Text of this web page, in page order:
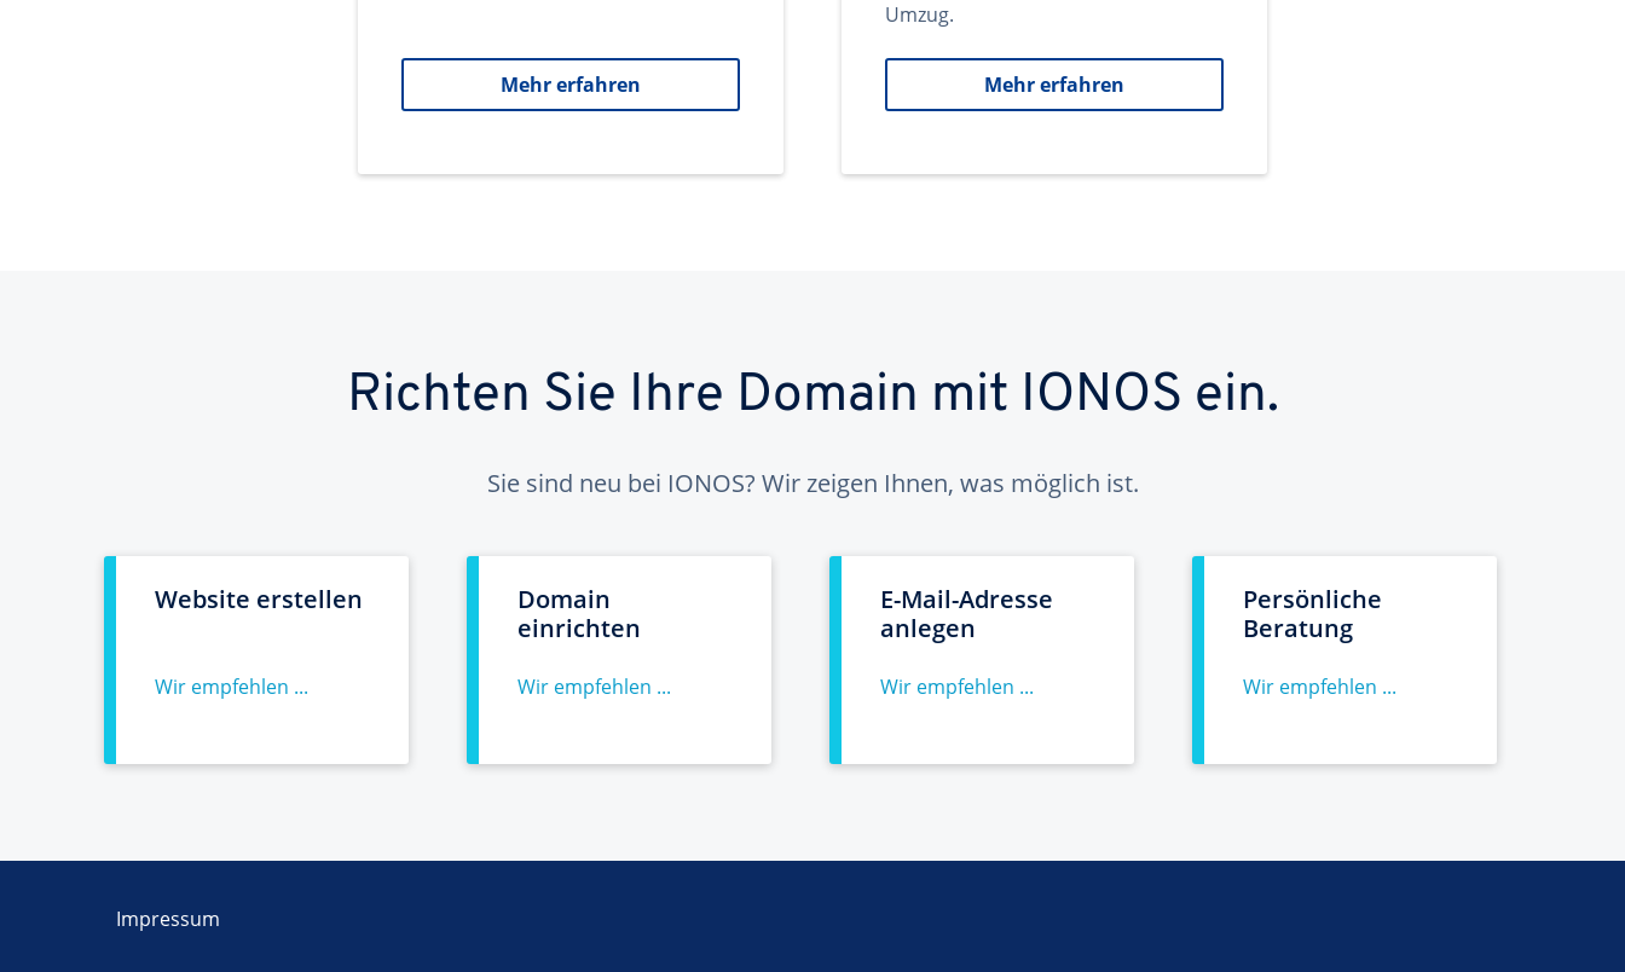
Mehr erfahren
Umzug.
Mehr erfahren
Richten Sie Ihre Domain mit IONOS ein.
Sie sind neu bei IONOS? Wir zeigen Ihnen, was möglich ist.
Website erstellen
Wir empfehlen ...
Domain
einrichten
Wir empfehlen ...
E-Mail-Adresse
anlegen
Wir empfehlen ...
Persönliche
Beratung
Wir empfehlen ...
Impressum